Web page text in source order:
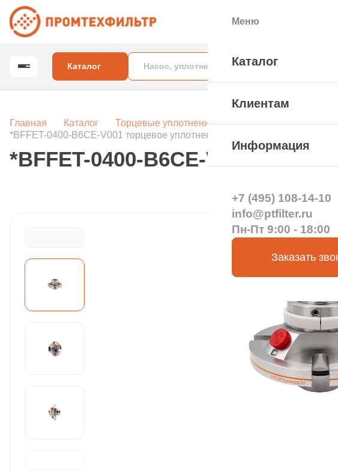
Каталог
Главная Каталог Торцевые уплотнения вала насоса
*BFFET-0400-B6CE-V001 торцевое уплотнение
*BFFET-0400-B6CE-V001
Меню
Каталог
Клиентам
Информация
+7 (495) 108-14-10
info@ptfilter.ru
Пн-Пт 9:00 - 18:00
Заказать